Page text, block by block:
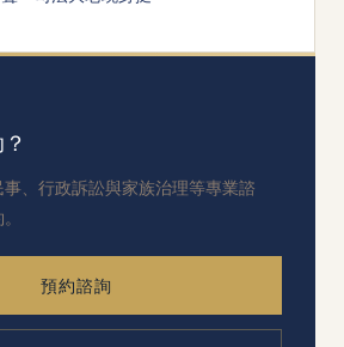
、行政訴訟與家族治理等專業諮
預約諮詢